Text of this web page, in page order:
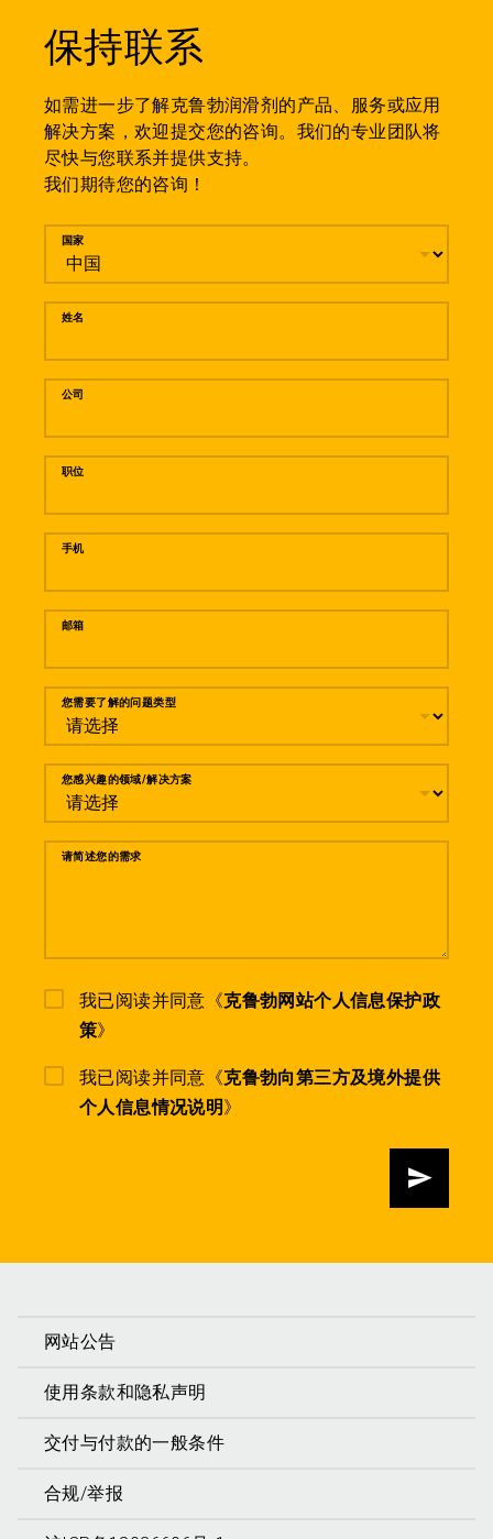
保持联系
如需进一步了解克鲁勃润滑剂的产品、服务或应用
解决方案，欢迎提交您的咨询。我们的专业团队将
尽快与您联系并提供支持。
我们期待您的咨询！
留言
国家
姓名
公司
职位
手机
邮箱
您需要了解的问题类型
您感兴趣的领域/解决方案
请简述您的需求
我已阅读并同意《克鲁勃网站个人信息保护政
策》
我已阅读并同意《克鲁勃向第三方及境外提供
个人信息情况说明》
发送
网站公告
使用条款和隐私声明
交付与付款的一般条件
合规/举报